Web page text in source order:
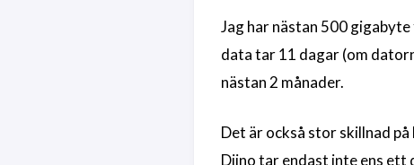
Jag har nästan 500
data tar 11 dagar (om
nästan 2 månader.
Det är också stor skillnad
Diino tar endast inte ens ett